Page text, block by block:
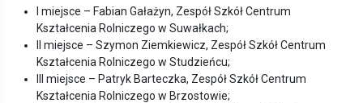
I miejsce – Fabian Gałażyn, Zespół Szkół Centrum
Kształcenia Rolniczego w Suwałkach;
II miejsce – Szymon Ziemkiewicz, Zespół Szkół Centrum
Kształcenia Rolniczego w Studzieńcu;
III miejsce – Patryk Barteczka, Zespół Szkół Centrum
Kształcenia Rolniczego w Brzostowie;